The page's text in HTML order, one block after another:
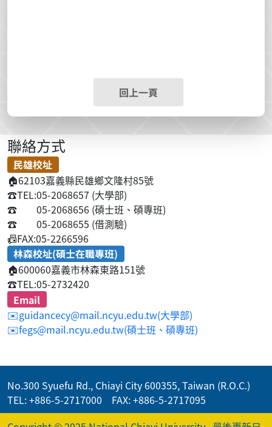
回上一頁
聯絡方式
民雄校址
🏠62103嘉義縣民雄鄉文隆村85號
☎️TEL:05-2068657 (大學部)
☎️ 05-2068656 (碩士班、碩專班)
☎️ 05-2068655 (借測驗)
📠FAX:05-2266596
林森校址(碩士在職專班)
🏠600060嘉義市林森東路151號
☎️TEL:05-2732420
Email
✉️guidancecy@mail.ncyu.edu.tw(大學部)
✉️fegs@mail.ncyu.edu.tw(碩士班、碩專班)
No.300 Syuefu Rd., Chiayi City 600355, Taiwan (R.O.C.)
TEL: +886-5-2717000 FAX: +886-5-2717095